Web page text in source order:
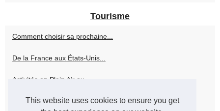
This website uses cookies to ensure you get
Tourisme
Comment choisir sa prochaine...
De la France aux États-Unis...
Activités en Plein Air au...
Planifier un Séjour au...